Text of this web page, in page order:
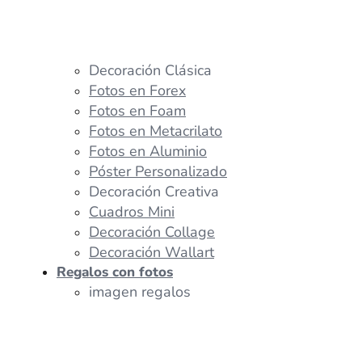
Decoración Clásica
Fotos en Forex
Fotos en Foam
Fotos en Metacrilato
Fotos en Aluminio
Póster Personalizado
Decoración Creativa
Cuadros Mini
Decoración Collage
Decoración Wallart
Regalos con fotos
imagen regalos